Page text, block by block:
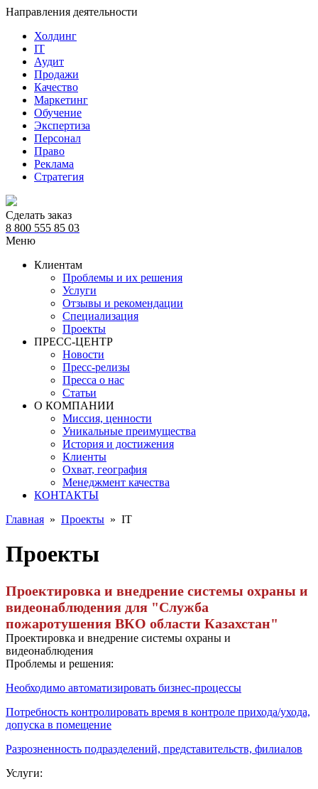
Направления деятельности
Холдинг
IT
Аудит
Продажи
Качество
Маркетинг
Обучение
Экспертиза
Персонал
Право
Реклама
Стратегия
Сделать заказ
8 800 555 85 03
Меню
Клиентам
Проблемы и их решения
Услуги
Отзывы и рекомендации
Специализация
Проекты
ПРЕСС-ЦЕНТР
Новости
Пресс-релизы
Пресса о нас
Статьи
О КОМПАНИИ
Миссия, ценности
Уникальные преимущества
История и достижения
Клиенты
Охват, география
Менеджмент качества
КОНТАКТЫ
Главная » Проекты » IT
Проекты
Проектировка и внедрение системы охраны и
видеонаблюдения для "Служба
пожаротушения ВКО области Казахстан"
Проектировка и внедрение системы охраны и
видеонаблюдения
Проблемы и решения:
Необходимо автоматизировать бизнес-процессы
Потребность контролировать время в контроле прихода/ухода,
допуска в помещение
Разрозненность подразделений, представительств, филиалов
Услуги: